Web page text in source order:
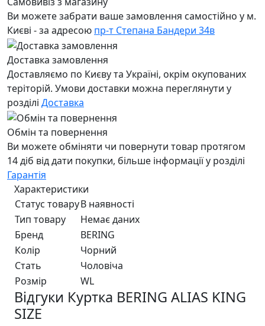
Ви можете забрати ваше замовлення самостійно у м.
Києві - за адресою пр-т Степана Бандери 34в
Доставка замовлення
Доставляємо по Києву та Україні, окрім окупованих
теріторій. Умови доставки можна переглянути у
розділі Доставка
Обмін та повернення
Ви можете обміняти чи повернути товар протягом
14 діб від дати покупки, більше інформації у розділі
Гарантія
Характеристики
Статус товаруВ наявності
Тип товару
Немає даних
Бренд
BERING
Колір
Чорний
Стать
Чоловiча
Розмір
WL
Відгуки Куртка BERING ALIAS KING
SIZE